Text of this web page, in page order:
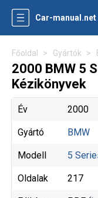
Car-manual.net
Főoldal Gyártók
2000 BMW 5
Kézikönyvek
Év 2000
Gyártó BMW
Modell 5
Oldalak 217